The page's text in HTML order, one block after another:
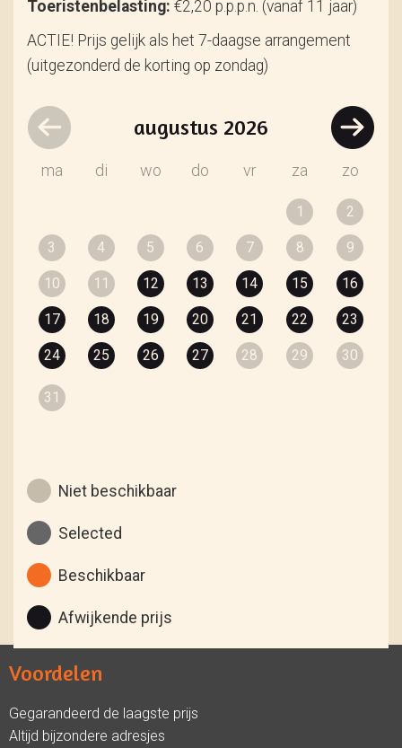
Toeristenbelasting: €2,20 p.p.p.n. (vanaf 11 jaar)
ACTIE! Prijs gelijk als het 7-daagse arrangement
(uitgezonderd de korting op zondag)
augustus 2026
ma di wo do vr za zo
1 2
3 4 5 6 7 8 9
10 11 12 13 14 15 16
17 18 19 20 21 22 23
24 25 26 27 28 29 30
31
Niet beschikbaar
Selected
Beschikbaar
Afwijkende prijs
Voordelen
Gegarandeerd de laagste prijs
Altijd bijzondere adresjes